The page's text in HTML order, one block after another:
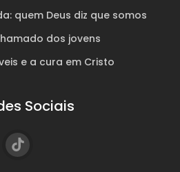
quem Deus diz que somos
dos jovens
e a cura em Cristo
Sociais